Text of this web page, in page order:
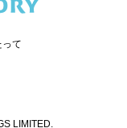
LIMITED.
って
ウィンドウで開く